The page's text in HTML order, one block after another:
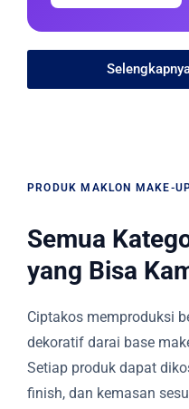
PRODUK MAKLON MAKE-
Semua
yang Bisa
Ciptakos memproduksi
dekoratif darai base
Setiap produk dapat
finish, dan kemasan